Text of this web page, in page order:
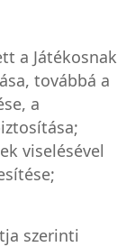
a Játékosnak
továbbá a
a
viselésével
szerinti